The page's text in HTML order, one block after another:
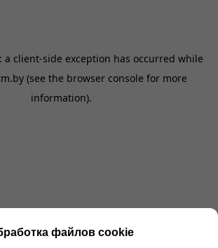
a client-side exception has occurred while
(see the browser console for more
information).
файлов cookie